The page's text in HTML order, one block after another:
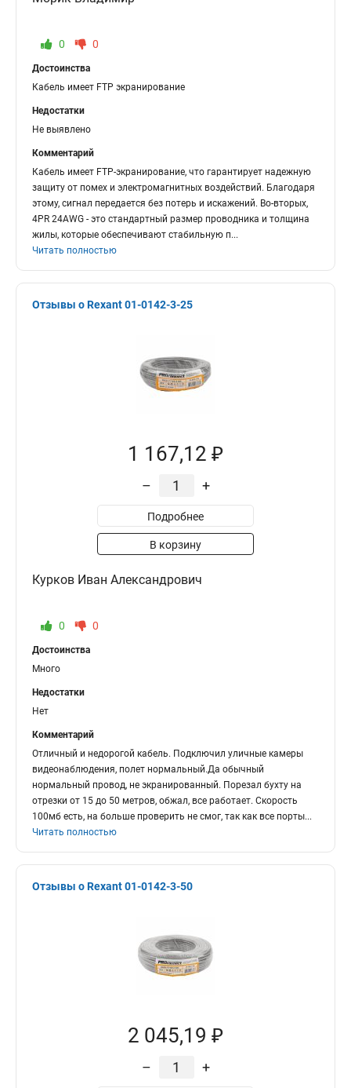
0 0
Достоинства
Кабель имеет FTP экранирование
Недостатки
Не выявлено
Комментарий
Кабель имеет FTP-экранирование, что гарантирует надежную
защиту от помех и электромагнитных воздействий. Благодаря
этому, сигнал передается без потерь и искажений. Во-вторых,
4PR 24AWG - это стандартный размер проводника и толщина
жилы, которые обеспечивают стабильную п...
Читать полностью
Отзывы о Rexant 01-0142-3-25
1 167,12 ₽
– +
Подробнее
В корзину
Курков Иван Александрович
0 0
Достоинства
Много
Недостатки
Нет
Комментарий
Отличный и недорогой кабель. Подключил уличные камеры
видеонаблюдения, полет нормальный.Да обычный
нормальный провод, не экранированный. Порезал бухту на
отрезки от 15 до 50 метров, обжал, все работает. Скорость
100мб есть, на больше проверить не смог, так как все порты...
Читать полностью
Отзывы о Rexant 01-0142-3-50
2 045,19 ₽
– +